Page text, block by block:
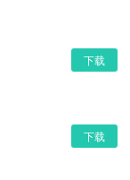
下载
下载